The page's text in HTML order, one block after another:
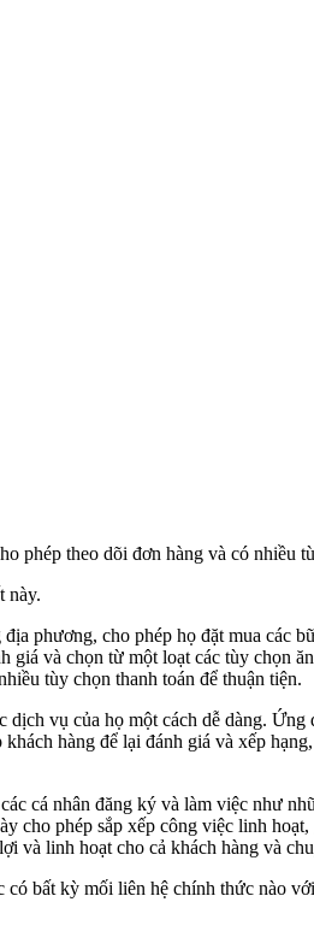
phép theo dõi đơn hàng và có nhiều
này.
phương, cho phép họ đặt mua các
và chọn từ một loạt các tùy chọn
tùy chọn thanh toán để thuận tiện.
vụ của họ một cách dễ dàng.
hàng để lại đánh giá và xếp
cá nhân đăng ký và làm việc như
cho phép sắp xếp công việc linh
và linh hoạt cho cả khách hàng và
bất kỳ mối liên hệ chính thức nào